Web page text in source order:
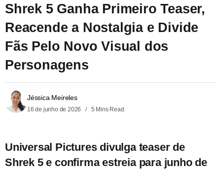
Shrek 5 Ganha Primeiro Teaser,
Reacende a Nostalgia e Divide
Fãs Pelo Novo Visual dos
Personagens
Jéssica Meireles
16 de junho de 2026 5 Mins Read
Universal Pictures divulga teaser de
Shrek 5 e confirma estreia para junho de